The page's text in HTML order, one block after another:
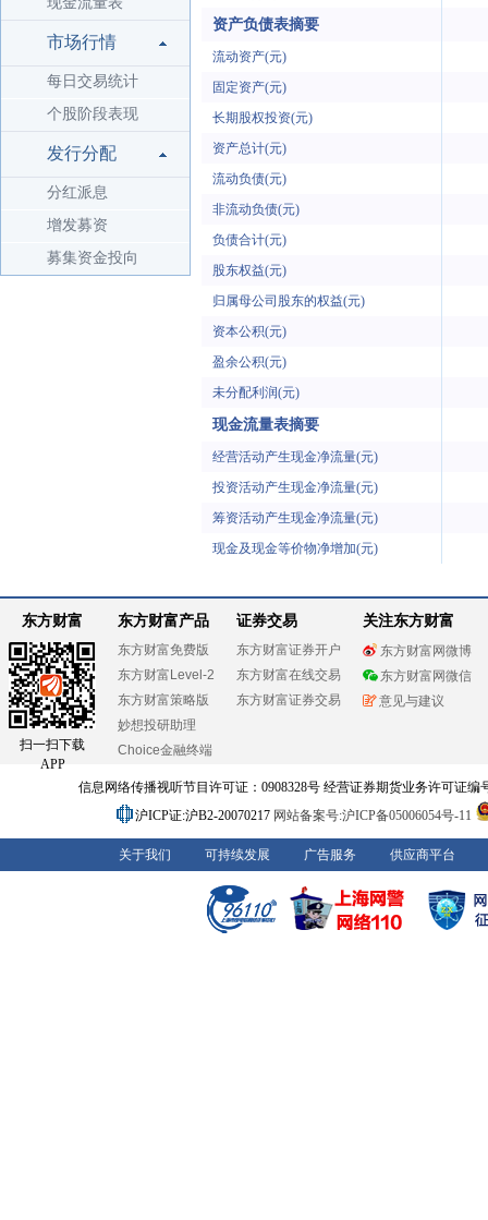
市场行情
每日交易统计
个股阶段表现
发行分配
分红派息
增发募资
募集资金投向
资产负债表摘要
流动资产(元)
固定资产(元)
长期股权投资(元)
资产总计(元)
流动负债(元)
非流动负债(元)
负债合计(元)
股东权益(元)
归属母公司股东的权益(元)
资本公积(元)
盈余公积(元)
未分配利润(元)
现金流量表摘要
经营活动产生现金净流量(元)
投资活动产生现金净流量(元)
筹资活动产生现金净流量(元)
现金及现金等价物净增加(元)
东方财富
扫一扫下载
APP
东方财富产品
东方财富免费版
东方财富Level-2
东方财富策略版
妙想投研助理
Choice金融终端
证券交易
东方财富证券开户
东方财富在线交易
东方财富证券交易
关注东方财富
东方财富网微博
东方财富网微信
意见与建议
信息网络传播视听节目许可证：0908328号 经营证券期货业务许可证编
沪ICP证:沪B2-20070217 网站备案号:沪ICP备05006054号-11
关于我们 可持续发展 广告服务 供应商平台